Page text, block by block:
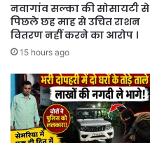
नवागांव सल्का की सोसायटी से
पिछले छह माह से उचित राशन
वितरण नहीं करने का आरोप ।
15 hours ago